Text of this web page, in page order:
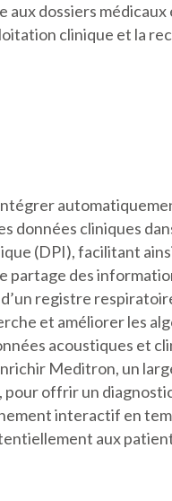
aux dossiers
clinique et la
données cliniques
(DPI), facilitant
partage des
registre
et améliorer les
acoustiques et
Meditron, un
pour offrir un
interactif en
aux